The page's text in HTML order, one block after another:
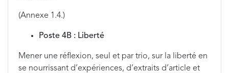
(Annexe 1.4.)
Poste 4B : Liberté
Mener une réflexion, seul et par trio, sur la liberté en
se nourrissant d’expériences, d’extraits d’article et